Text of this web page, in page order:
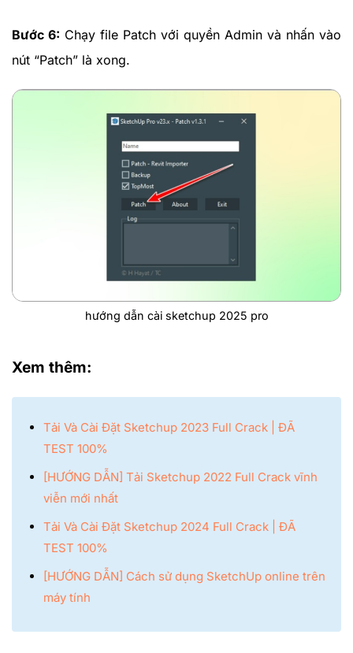
Bước 6: Chạy file Patch với quyền Admin và nhấn vào
nút “Patch” là xong.
hướng dẫn cài sketchup 2025 pro
Xem thêm:
Tải Và Cài Đặt Sketchup 2023 Full Crack | ĐÃ
TEST 100%
[HƯỚNG DẪN] Tải Sketchup 2022 Full Crack vĩnh
viễn mới nhất
Tải Và Cài Đặt Sketchup 2024 Full Crack | ĐÃ
TEST 100%
[HƯỚNG DẪN] Cách sử dụng SketchUp online trên
máy tính